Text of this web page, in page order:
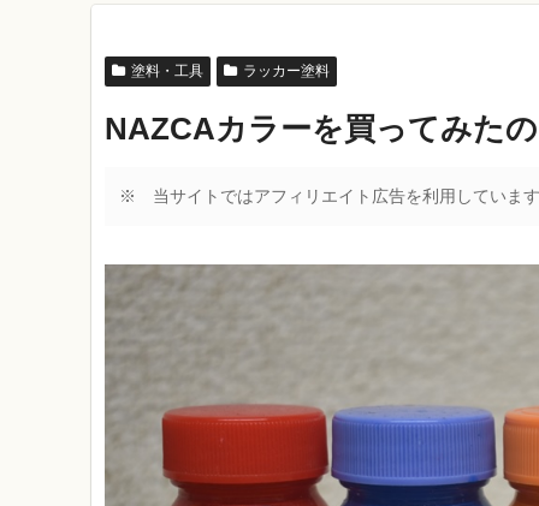
塗料・工具 ラッカー塗料
NAZCAカラーを買ってみた
※ 当サイトではアフィリエイト広告を利用していま